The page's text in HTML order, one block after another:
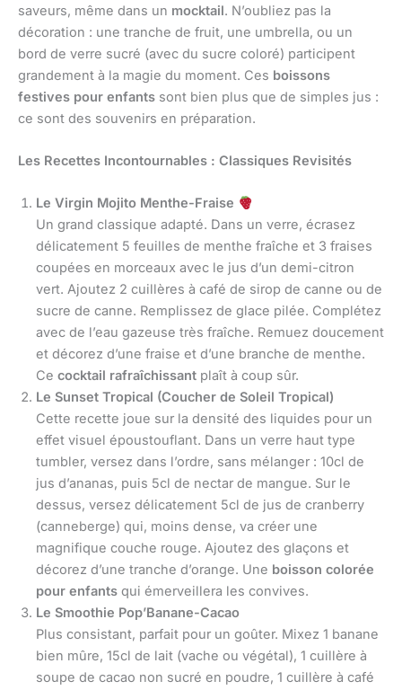
saveurs, même dans un mocktail. N’oubliez pas la
décoration : une tranche de fruit, une umbrella, ou un
bord de verre sucré (avec du sucre coloré) participent
grandement à la magie du moment. Ces boissons
festives pour enfants sont bien plus que de simples jus :
ce sont des souvenirs en préparation.
Les Recettes Incontournables : Classiques Revisités
Le Virgin Mojito Menthe-Fraise
Un grand classique adapté. Dans un verre, écrasez
délicatement 5 feuilles de menthe fraîche et 3 fraises
coupées en morceaux avec le jus d’un demi-citron
vert. Ajoutez 2 cuillères à café de sirop de canne ou de
sucre de canne. Remplissez de glace pilée. Complétez
avec de l’eau gazeuse très fraîche. Remuez doucement
et décorez d’une fraise et d’une branche de menthe.
Ce cocktail rafraîchissant plaît à coup sûr.
Le Sunset Tropical (Coucher de Soleil Tropical)
Cette recette joue sur la densité des liquides pour un
effet visuel époustouflant. Dans un verre haut type
tumbler, versez dans l’ordre, sans mélanger : 10cl de
jus d’ananas, puis 5cl de nectar de mangue. Sur le
dessus, versez délicatement 5cl de jus de cranberry
(canneberge) qui, moins dense, va créer une
magnifique couche rouge. Ajoutez des glaçons et
décorez d’une tranche d’orange. Une boisson colorée
pour enfants qui émerveillera les convives.
Le Smoothie Pop’Banane-Cacao
Plus consistant, parfait pour un goûter. Mixez 1 banane
bien mûre, 15cl de lait (vache ou végétal), 1 cuillère à
soupe de cacao non sucré en poudre, 1 cuillère à café